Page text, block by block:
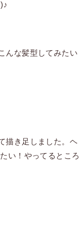
んな髪型してみたい
描き足しました。ヘ
い！やってるところ